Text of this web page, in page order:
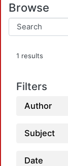
Browse
1 results
Filters
Author
Subject
Date